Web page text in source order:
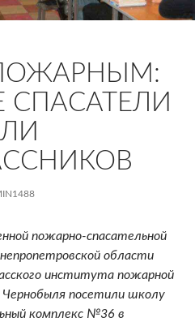
СПАСАТЕЛИ
пожарно-спасательной
области
института пожарной
Чернобыля посетили школу
комплекс №36 в